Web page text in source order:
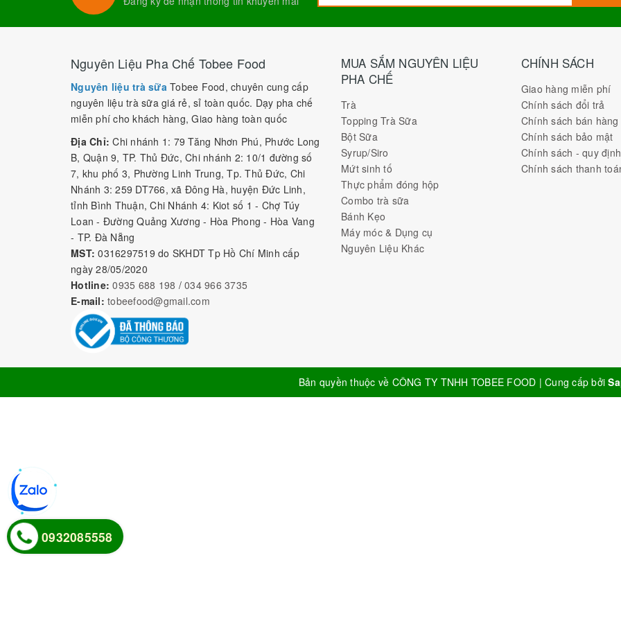
Nguyên Liệu Pha Chế Tobee Food
Nguyên liệu trà sữa Tobee Food, chuyên cung cấp
nguyên liệu trà sữa giá rẻ, sỉ toàn quốc. Dạy pha chế
miễn phí cho khách hàng, Giao hàng toàn quốc
Địa Chỉ: Chi nhánh 1: 79 Tăng Nhơn Phú, Phước Long
B, Quận 9, TP. Thủ Đức, Chi nhánh 2: 10/1 đường số
7, khu phố 3, Phường Linh Trung, Tp. Thủ Đức, Chi
Nhánh 3: 259 DT766, xã Đông Hà, huyện Đức Linh,
tỉnh Bình Thuận, Chi Nhánh 4: Kiot số 1 - Chợ Túy
Loan - Đường Quảng Xương - Hòa Phong - Hòa Vang
- TP. Đà Nẵng
MST: 0316297519 do SKHDT Tp Hồ Chí Minh cấp
ngày 28/05/2020
Hotline: 0935 688 198 / 034 966 3735
E-mail: tobeefood@gmail.com
MUA SẮM NGUYÊN LIỆU
PHA CHẾ
Trà
Topping Trà Sữa
Bột Sữa
Syrup/Siro
Mứt sinh tố
Thực phẩm đóng hộp
Combo trà sữa
Bánh Kẹo
Máy móc & Dụng cụ
Nguyên Liệu Khác
CHÍNH SÁCH
Giao hàng miễn phí
Chính sách đổi trả
Chính sách bán hàng
Chính sách bảo mật
Chính sách - quy
Chính sách thanh
Bản quyền thuộc về CÔNG TY TNHH TOBEE FOOD | Cung cấp bởi
0932085558